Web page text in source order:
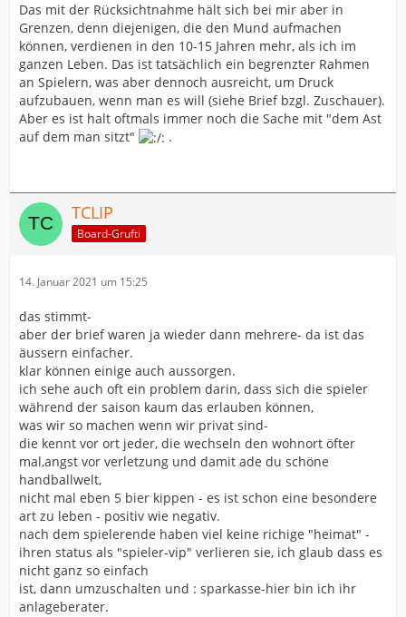
Das mit der Rücksichtnahme hält sich bei mir aber in
Grenzen, denn diejenigen, die den Mund aufmachen
können, verdienen in den 10-15 Jahren mehr, als ich im
ganzen Leben. Das ist tatsächlich ein begrenzter Rahmen
an Spielern, was aber dennoch ausreicht, um Druck
aufzubauen, wenn man es will (siehe Brief bzgl. Zuschauer).
Aber es ist halt oftmals immer noch die Sache mit "dem Ast
auf dem man sitzt"
.
TCLIP
Board-Grufti
14. Januar 2021 um 15:25
das stimmt-
aber der brief waren ja wieder dann mehrere- da ist das
äussern einfacher.
klar können einige auch aussorgen.
ich sehe auch oft ein problem darin, dass sich die spieler
während der saison kaum das erlauben können,
was wir so machen wenn wir privat sind-
die kennt vor ort jeder, die wechseln den wohnort öfter
mal,angst vor verletzung und damit ade du schöne
handballwelt,
nicht mal eben 5 bier kippen - es ist schon eine besondere
art zu leben - positiv wie negativ.
nach dem spielerende haben viel keine richige "heimat" -
ihren status als "spieler-vip" verlieren sie, ich glaub dass es
nicht ganz so einfach
ist, dann umzuschalten und : sparkasse-hier bin ich ihr
anlageberater.